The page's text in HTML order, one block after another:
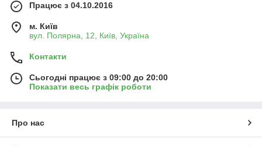
Працює з 04.10.2016
м. Київ
вул. Полярна, 12, Київ, Україна
Контакти
Сьогодні працює з 09:00 до 20:00
Показати весь графік роботи
Про нас